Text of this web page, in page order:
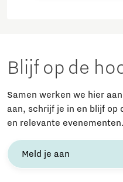
Blijf op de
Samen werken we hier
aan, schrijf je in en blijf op
en relevante evenementen.
Meld je aan